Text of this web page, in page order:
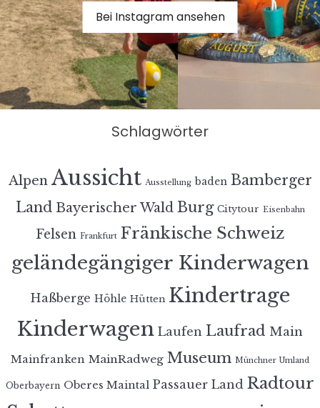
Bei Instagram ansehen
Schlagwörter
Alpen Aussicht Ausstellung baden Bamberger
Land Bayerischer Wald Burg Citytour Eisenbahn
Felsen Frankfurt Fränkische Schweiz
geländegängiger Kinderwagen
Haßberge Höhle Hütten Kindertrage
Kinderwagen Laufen Laufrad Main
Mainfranken MainRadweg Museum Münchner Umland
Oberbayern Oberes Maintal Passauer Land Radtour